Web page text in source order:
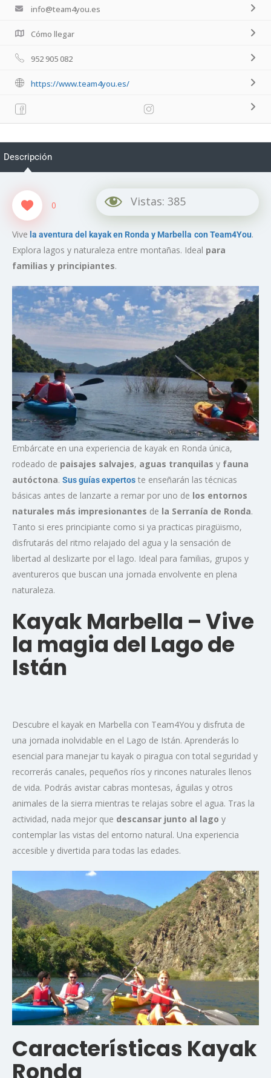
info@team4you.es
Cómo llegar
952 905 082
https://www.team4you.es/
Descripción
0 Vistas: 385
Vive la aventura del kayak en Ronda y Marbella con Team4You.
Explora lagos y naturaleza entre montañas. Ideal para
familias y principiantes.
Embárcate en una experiencia de kayak en Ronda única,
rodeado de paisajes salvajes, aguas tranquilas y fauna
autóctona. Sus guías expertos te enseñarán las técnicas
básicas antes de lanzarte a remar por uno de los entornos
naturales más impresionantes de la Serranía de Ronda.
Tanto si eres principiante como si ya practicas piragüismo,
disfrutarás del ritmo relajado del agua y la sensación de
libertad al deslizarte por el lago. Ideal para familias, grupos y
aventureros que buscan una jornada envolvente en plena
naturaleza.
Kayak Marbella – Vive
la magia del Lago de
Istán
Descubre el kayak en Marbella con Team4You y disfruta de
una jornada inolvidable en el Lago de Istán. Aprenderás lo
esencial para manejar tu kayak o piragua con total seguridad y
recorrerás canales, pequeños ríos y rincones naturales llenos
de vida. Podrás avistar cabras montesas, águilas y otros
animales de la sierra mientras te relajas sobre el agua. Tras la
actividad, nada mejor que descansar junto al lago y
contemplar las vistas del entorno natural. Una experiencia
accesible y divertida para todas las edades.
Características Kayak
Ronda